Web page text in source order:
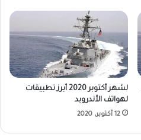
لشهر أكتوبر 2020 أبرز تطبيقات
لهواتف الأندرويد
12 أكتوبر، 2020